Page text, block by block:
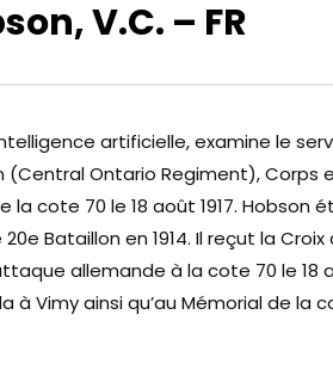
V.C. – FR
artificielle, examine le
(Central Ontario Regiment), Corps
cote 70 le 18 août 1917. Hobson
Bataillon en 1914. Il reçut la
allemande à la cote 70 le 18
Vimy ainsi qu’au Mémorial de la